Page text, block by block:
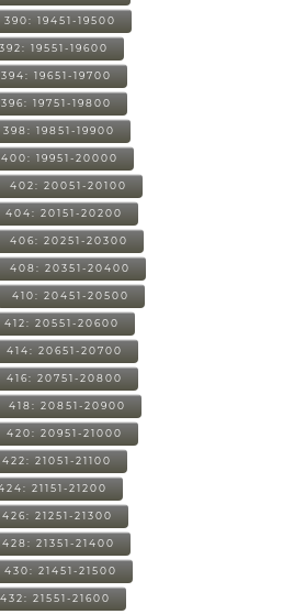
390: 19451-19500
392: 19551-19600
394: 19651-19700
396: 19751-19800
398: 19851-19900
400: 19951-20000
402: 20051-20100
404: 20151-20200
406: 20251-20300
408: 20351-20400
410: 20451-20500
412: 20551-20600
414: 20651-20700
416: 20751-20800
418: 20851-20900
420: 20951-21000
422: 21051-21100
21151-21200
426: 21251-21300
428: 21351-21400
430: 21451-21500
432: 21551-21600